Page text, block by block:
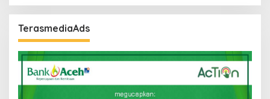
TerasmediaAds